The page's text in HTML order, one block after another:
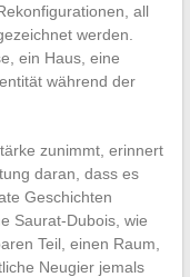
all
werden.
ein Haus, eine
während der
zunimmt, erinnert
daran, dass es
Geschichten
Saurat-Dubois, wie
Teil, einen Raum,
Neugier jemals